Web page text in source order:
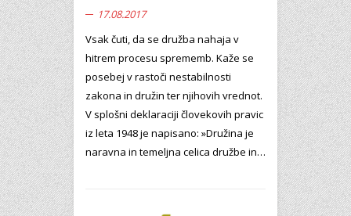
17.08.2017
Vsak čuti, da se družba nahaja v
hitrem procesu sprememb. Kaže se
posebej v rastoči nestabilnosti
zakona in družin ter njihovih vrednot.
V splošni deklaraciji človekovih pravic
iz leta 1948 je napisano: »Družina je
naravna in temeljna celica družbe in…